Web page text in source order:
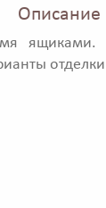
Описание
ящиками.
отделки